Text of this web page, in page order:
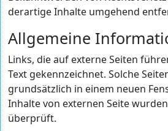
derartige Inhalte umgehend
Allgemeine
Links, die auf externe Seiten
Text gekennzeichnet. Solche
grundsätzlich in einem neuen
Inhalte von externen Seite
überprüft.